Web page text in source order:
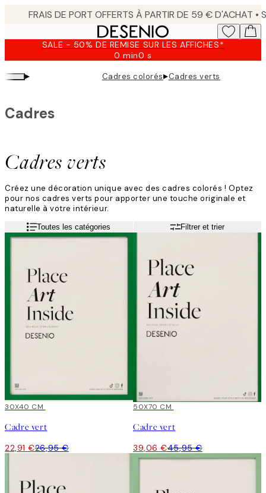
content.SALE - 50% DE REMISE SUR LES AFFICHES*
0 min0 s
Valable
jusqu'au
:
▸ Cadres colorés▸Cadres verts
Cadres verts
Cadres
Créez une décoration unique avec des cadres colorés ! Optez
pour nos cadres verts pour apporter une touche originale et
naturelle à votre intérieur.
Toutes les catégories Filtrer et trier
15%*
30X40 CM
Cadre vert
22,91 €26,95 €
15%*
50X70 CM
Cadre vert
39,06 €45,95 €